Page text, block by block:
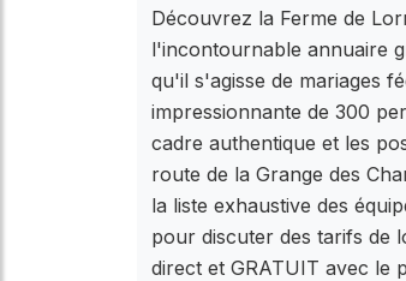
Découvrez la Ferme de
l'incontournable annuaire
qu'il s'agisse de mariages
impressionnante de 300
cadre authentique et les
route de la Grange des
la liste exhaustive des
pour discuter des tarifs de
direct et GRATUIT avec le